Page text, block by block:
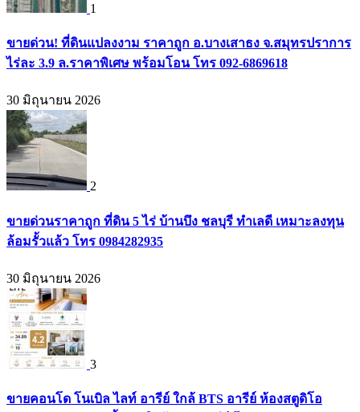
1
ขายด่วน! ที่ดินแปลงงาม ราคาถูก อ.บางเสาธง จ.สมุทรปราการ
ไร่ละ 3.9 ล.ราคาพิเศษ พร้อมโอน โทร 092-6869618
30 มิถุนายน 2026
2
ขายด่วนราคาถูก ที่ดิน 5 ไร่ บ้านบึง ชลบุรี ทำเลดี เหมาะลงทุน
ล้อมรั้วแล้ว โทร 0984282935
30 มิถุนายน 2026
3
ขายคอนโด โนเบิล ไลท์ อารีย์ ใกล้ BTS อารีย์ ห้องสตูดิโอ